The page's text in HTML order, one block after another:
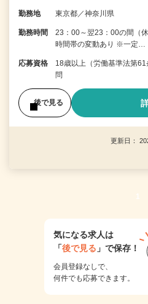
勤務地 東京都／神奈川県
勤務時間
23：00～翌23：00の間（
時間帯の変動あり ※一定…
応募資格
18歳以上（労働基準法第
問
後で見る
更新日：
1
気になる求人は
「後で見る 」で保存！
会員登録なしで、
何件でも応募できます。